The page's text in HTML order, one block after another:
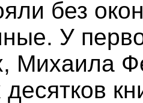
без
У
Михаила